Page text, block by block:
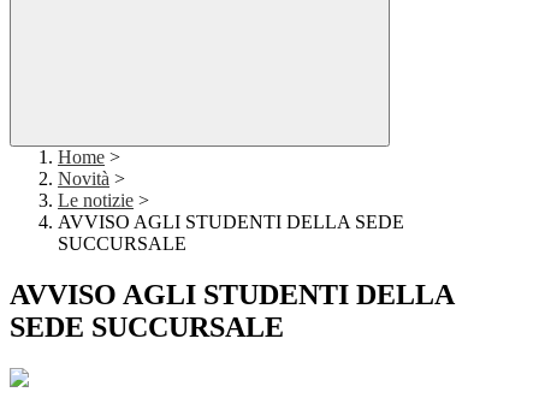
Home >
Novità >
Le notizie >
AVVISO AGLI STUDENTI DELLA SEDE
SUCCURSALE
AVVISO AGLI STUDENTI DELLA
SEDE SUCCURSALE